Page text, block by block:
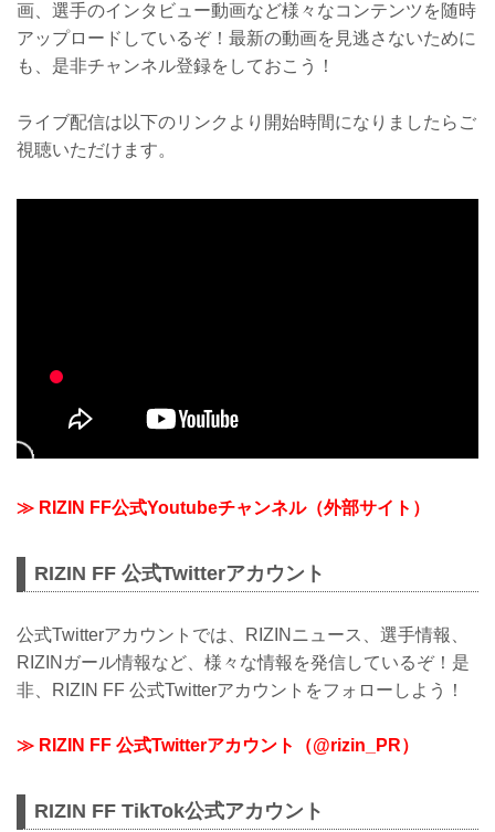
画、選手のインタビュー動画など様々なコンテンツを随時
アップロードしているぞ！最新の動画を見逃さないために
も、是非チャンネル登録をしておこう！
ライブ配信は以下のリンクより開始時間になりましたらご
視聴いただけます。
≫ RIZIN FF公式Youtubeチャンネル（外部サイト）
RIZIN FF 公式Twitterアカウント
公式Twitterアカウントでは、RIZINニュース、選手情報、
RIZINガール情報など、様々な情報を発信しているぞ！是
非、RIZIN FF 公式Twitterアカウントをフォローしよう！
≫ RIZIN FF 公式Twitterアカウント（@rizin_PR）
RIZIN FF TikTok公式アカウント